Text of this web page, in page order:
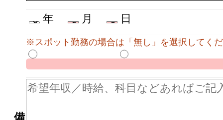
年 月 日
※スポット勤務の場合は「無し」を選択してく
備